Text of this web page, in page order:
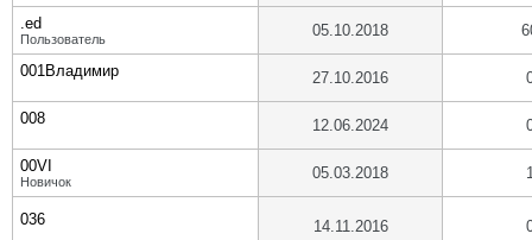
.ed
Пользователь 05.10.2018
001Владимир 27.10.2016
008 12.06.2024
00VI
Новичок 05.03.2018
036 14.11.2016